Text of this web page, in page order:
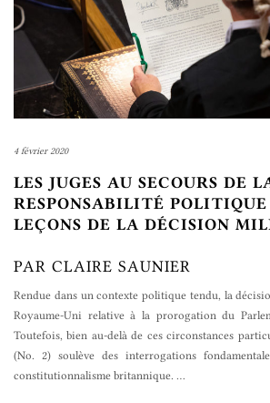
4 février 2020
LES JUGES AU SECOURS DE
RESPONSABILITÉ
LEÇONS DE LA DÉCISION
PAR CLAIRE SAUNIER
Rendue dans un contexte politique tendu, la
Royaume-Uni relative à la prorogation du
Toutefois, bien au-delà de ces circonstances
(No. 2) soulève des interrogations
constitutionnalisme britannique. …